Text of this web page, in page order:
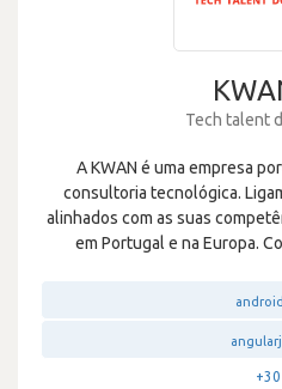
Tech talent
A KWAN é uma empresa
consultoria tecnológica.
alinhados com as suas
em Portugal e na Europa.
android
+30